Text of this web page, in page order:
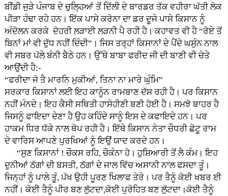
ਬੀਂਡੀ ਜੁੜੇ ਪੰਜਾਬ ਦੇ ਚੁਲ੍ਹਿਆਂ ਤੋਂ ਦਿੱਲੀ ਦੇ ਬਾਰਡਰ ਤੱਕ ਵਹੀਰਾ ਘੱਤੀ ਲੋਕ
ਪੀੜਾ ਹੰਢਾ ਰਹੇ ਹਨ। ਇੱਕ ਪਾਸੇ ਕਰੋਨਾ ਦਾ ਡਰ ਦੂਜੇ ਪਾਸੇ ਕਿਸਾਨ ਨੂੰ
ਅੰਦੋਲਨ ਕਰਕੇ ਦੋਹਰੀ ਲੜਾਈ ਲੜਨੀ ਪੈ ਰਹੀ ਹੈ। ਕਹਾਵਤ ਵੀ ਹੈ “ਰੋਏ ਤੋਂ
ਬਿਨਾਂ ਮਾਂ ਵੀ ਦੁੱਧ ਨਹੀਂ ਦਿੰਦੀ”। ਜਿਸ ਤਰ੍ਹਾਂ ਕਿਸਾਨਾਂ ਦੇ ਪੈਂਦੇ ਘਸੁੰਨ ਨਾਲ
ਵੀ ਸਬਰ ਪੱਲੇ ਬੰਨੀ ਬੈਠੇ ਹਨ। ਉੱਥੇ ਬਾਬਾ ਫਰੀਦ ਜੀ ਦੀ ਬਾਣੀ ਵੀ ਚੇਤੇ
ਆਉਂਦੀ ਹੈ:-
“ਫਰੀਦਾ ਜੋ ਤੈ ਮਾਰਨਿ ਮੁਕੀਆਂ, ਤਿਨਾ ਨਾ ਮਾਰੇ ਘੁੰਮਿ”
ਸਰਕਾਰ ਕਿਸਾਨਾਂ ਲਈ ਇਹ ਕਾਨੂੰਨ ਰਾਮਬਾਣ ਦੱਸ ਰਹੀ ਹੈ। ਪਰ ਕਿਸਾਨ
ਨਹੀਂ ਮੰਨਦੇ। ਇਹ ਕੈਸੀ ਸਥਿਤੀ ਹਾਸੋਹੀਣੀ ਬਣੀ ਹੋਈ ਹੈ। ਸਮਝੋ ਬਾਹਰ ਹੈ
ਜਿਸਨੂੰ ਫਾਇਦਾ ਦੇਣਾ ਹੈ ਉਹ ਕਹਿੰਦੇ ਸਾਨੂੰ ਇਸ ਦੇ ਕਫਾਇਦੇ ਹਨ। ਪਰ
ਹਾਕਮ ਧਿਰ ਧੱਕੇ ਨਾਲ ਥੋਪ ਰਹੀ ਹੈ। ਇੱਥੇ ਕਿਸਾਨ ਨੇਤਾ ਚੌਧਰੀ ਛੋਟੂ ਰਾਮ
ਦੇ ਵਾਰਿਸ ਆਪਣੇ ਪੁਰਖਿਆਂ ਨੂੰ ਇਉਂ ਯਾਦ ਕਰਦੇ ਹਨ।
“ਸੁਣ ਕਿਸਾਨਾਂ ! ਚੌਕਸ ਰਹਿ, ਚੌਕੰਨਾ ਹੋ। ਹੁਸ਼ਿਆਰੀ ਤੋਂ ਲੈ ਕੰਮ। ਇਹ
ਦੁਨੀਆਂ ਠੱਗਾਂ ਦੀ ਬਸਤੀ, ਠੱਗਾਂ ਦੇ ਜਾਲ ਵਿੱਚ ਅਸਾਨੀ ਨਾਲ ਫਸਦਾ ਤੂੰ।
ਜਿਨ੍ਹਾਂ ਨੂੰ ਪਾਲੇ ਤੂੰ, ਪੱਖ ਉਹੀ ਪੂਰਣ ਖਿਲਾਫ ਤੇਰੇ। ਪਰ ਤੈਨੂੰ ਕੋਈ ਖਬਰ ਈ
ਨਹੀਂ। ਕੋਈ ਤੈਨੂੰ ਪੀਰ ਬਣ ਲੁੱਟਦਾ,ਕੋਈ ਪੁਰੋਹਿਤ ਬਣ ਲੁੱਟਦਾ।ਕੋਈ ਤੈਨੂੰ